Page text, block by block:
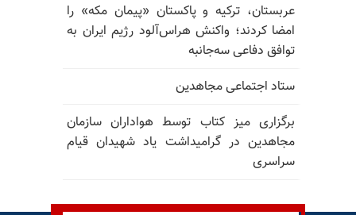
عربستان، ترکیه و پاکستان «پیمان مکه» را
امضا کردند؛ واکنش هراس‌آلود رژیم ایران به
توافق دفاعی سه‌جانبه
ستاد اجتماعی مجاهدین
برگزاری میز کتاب توسط هواداران سازمان
مجاهدین در گرامیداشت یاد شهیدان قیام
سراسری